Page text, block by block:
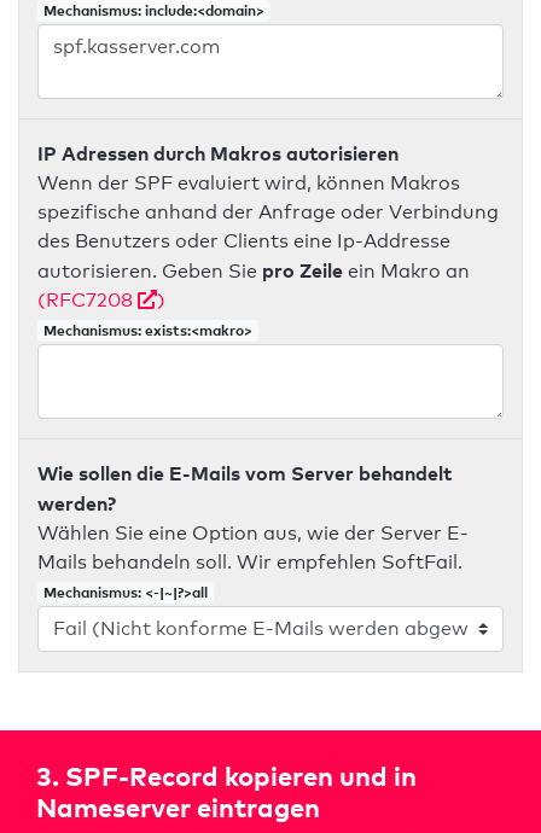
Mechanismus: include:<domain>
IP Adressen durch Makros autorisieren
Wenn der SPF evaluiert wird, können Makros
spezifische anhand der Anfrage oder Verbindung
des Benutzers oder Clients eine Ip-Addresse
autorisieren. Geben Sie pro Zeile ein Makro an
(RFC7208
)
Mechanismus: exists:<makro>
Wie sollen die E-Mails vom Server behandelt
werden?
Wählen Sie eine Option aus, wie der Server E-
Mails behandeln soll. Wir empfehlen SoftFail.
Mechanismus: <-|~|?>all
3. SPF-Record kopieren und in
Nameserver eintragen